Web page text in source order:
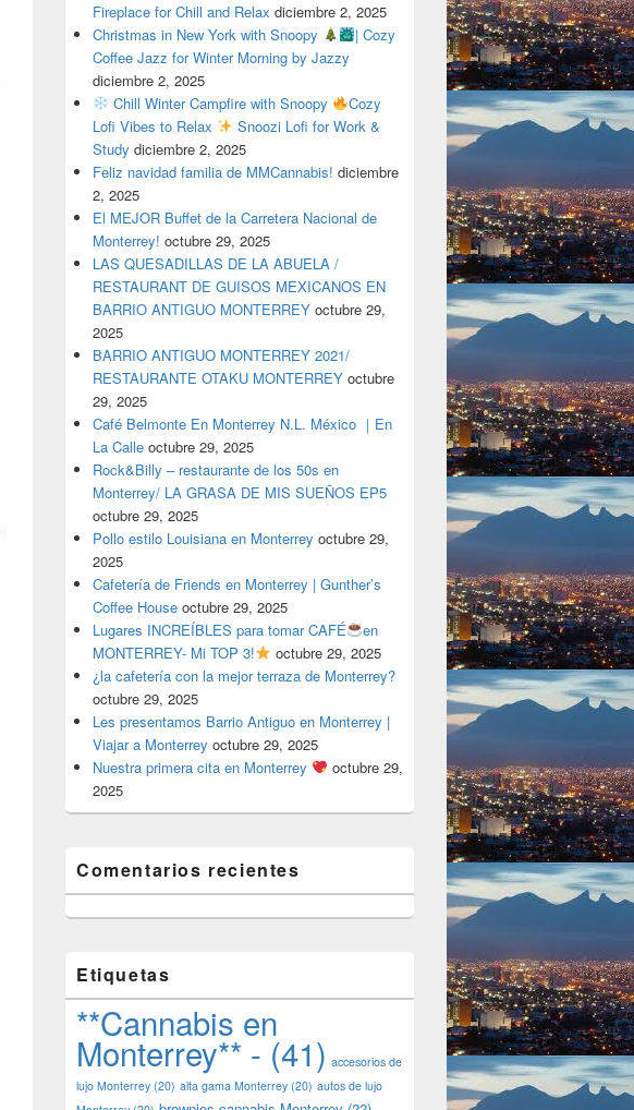
Fireplace for Chill and Relax diciembre 2, 2025
Christmas in New York with Snoopy
| Cozy
Coffee Jazz for Winter Morning by Jazzy
diciembre 2, 2025
Chill Winter Campfire with Snoopy
Cozy
Lofi Vibes to Relax
Snoozi Lofi for Work &
Study diciembre 2, 2025
Feliz navidad familia de MMCannabis! diciembre
2, 2025
El MEJOR Buffet de la Carretera Nacional de
Monterrey! octubre 29, 2025
LAS QUESADILLAS DE LA ABUELA /
RESTAURANT DE GUISOS MEXICANOS EN
BARRIO ANTIGUO MONTERREY octubre 29,
2025
BARRIO ANTIGUO MONTERREY 2021/
RESTAURANTE OTAKU MONTERREY octubre
29, 2025
Café Belmonte En Monterrey N.L. México ｜En
La Calle octubre 29, 2025
Rock&Billy – restaurante de los 50s en
Monterrey/ LA GRASA DE MIS SUEÑOS EP5
octubre 29, 2025
Pollo estilo Louisiana en Monterrey octubre 29,
2025
Cafetería de Friends en Monterrey | Gunther’s
Coffee House octubre 29, 2025
Lugares INCREÍBLES para tomar CAFÉ
en
MONTERREY- Mi TOP 3!
octubre 29, 2025
¿la cafetería con la mejor terraza de Monterrey?
octubre 29, 2025
Les presentamos Barrio Antiguo en Monterrey |
Viajar a Monterrey octubre 29, 2025
Nuestra primera cita en Monterrey
octubre 29,
2025
Comentarios recientes
Etiquetas
**Cannabis en
Monterrey** - (41) accesorios de
lujo Monterrey (20) alta gama Monterrey (20) autos de lujo